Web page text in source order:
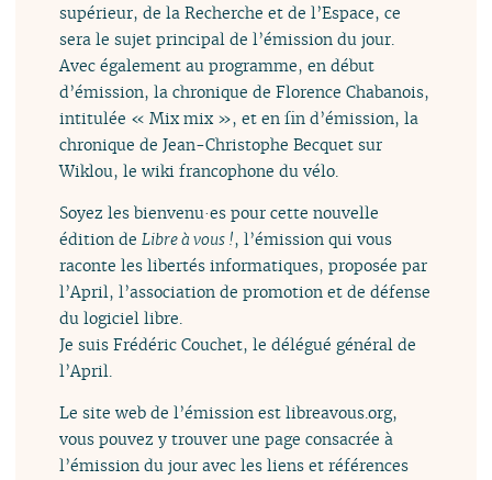
supérieur, de la Recherche et de l’Espace, ce
sera le sujet principal de l’émission du jour.
Avec également au programme, en début
d’émission, la chronique de Florence Chabanois,
intitulée « Mix mix », et en fin d’émission, la
chronique de Jean-Christophe Becquet sur
Wiklou, le wiki francophone du vélo.
Soyez les bienvenu·es pour cette nouvelle
édition deLibre à vous !, l’émission qui vous
raconte les libertés informatiques, proposée par
l’April, l’association de promotion et de défense
du logiciel libre.
Je suis Frédéric Couchet, le délégué général de
l’April.
Le site web de l’émission est libreavous.org,
vous pouvez y trouver une page consacrée à
l’émission du jour avec les liens et références